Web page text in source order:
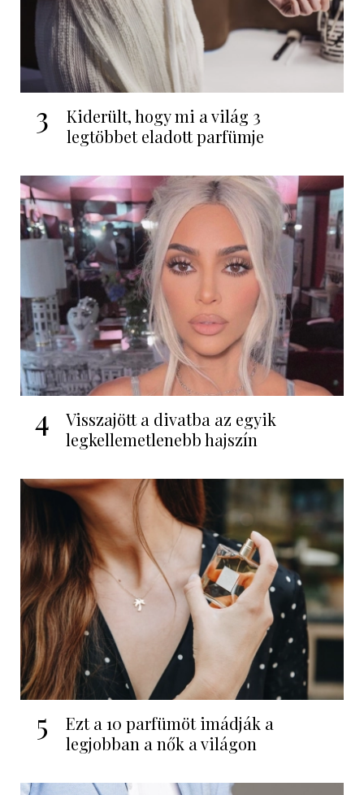
3
Kiderült, hogy mi a világ 3
legtöbbet eladott parfümje
4
Visszajött a divatba az egyik
legkellemetlenebb hajszín
5
Ezt a 10 parfümöt imádják a
legjobban a nők a világon